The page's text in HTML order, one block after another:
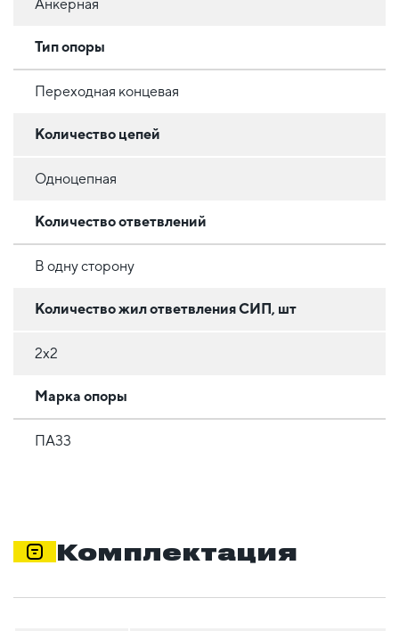
Анкерная
Тип опоры
Переходная концевая
Количество цепей
Одноцепная
Количество ответвлений
В одну сторону
Количество жил ответвления СИП, шт
2х2
Марка опоры
ПА33
Комплектация